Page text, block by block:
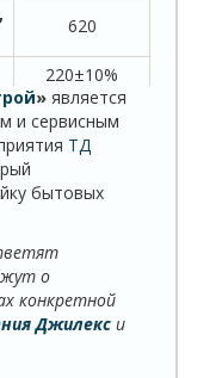
620
220±10%
0,8
X4
8
от +1 до +35
1
» является
и сервисным
ТД
бытовых
о
конкретной
Джилекс и